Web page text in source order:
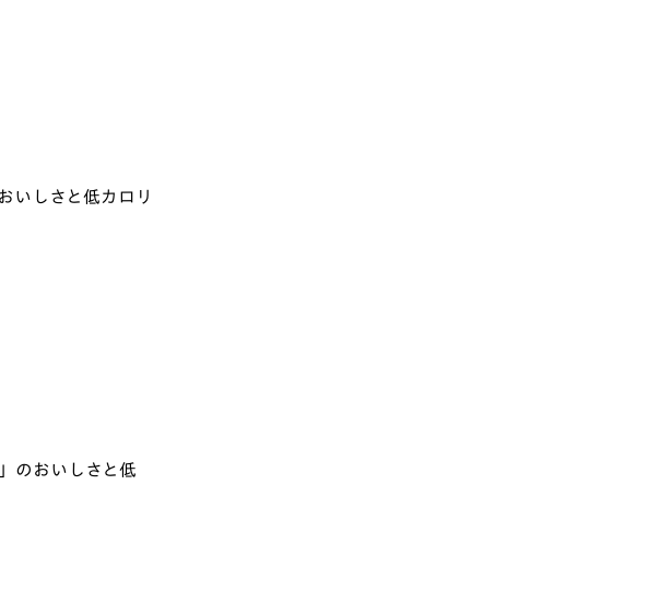
いしさと低カロリ
のおいしさと低